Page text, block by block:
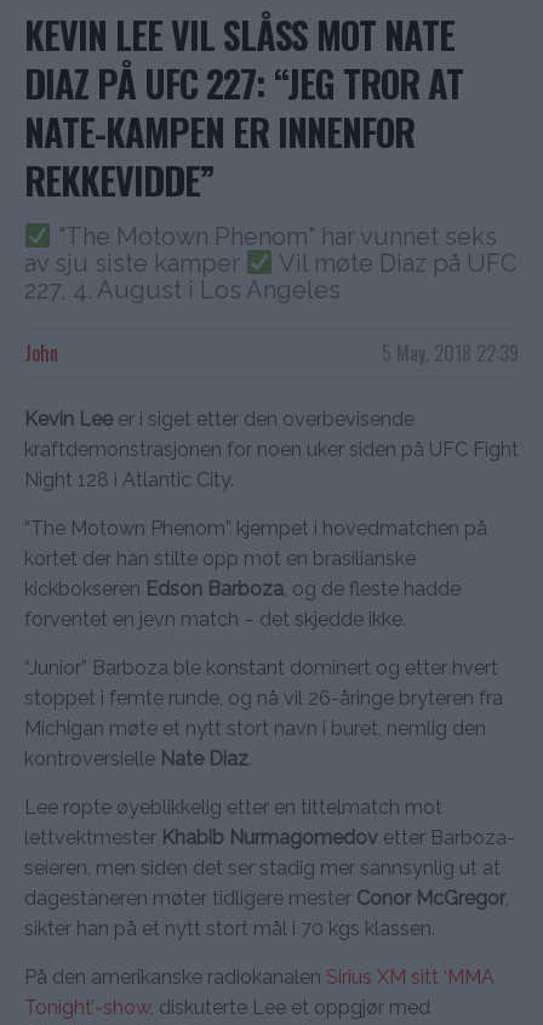
KEVIN LEE VIL SLÅSS MOT NATE
DIAZ PÅ UFC 227: “JEG TROR AT
NATE-KAMPEN ER INNENFOR
REKKEVIDDE”
"The Motown Phenom" har vunnet seks
av sju siste kamper
Vil møte Diaz på UFC
227, 4. August i Los Angeles
5 May, 2018 22:39
John
Kevin Leeer i siget etter den overbevisende
kraftdemonstrasjonen for noen uker siden på UFC Fight
Night 128 i Atlantic City.
“The Motown Phenom” kjempet i hovedmatchen på
kortet der han stilte opp mot en brasilianske
kickbokseren Edson Barboza, og de fleste hadde
forventet en jevn match – det skjedde ikke.
“Junior” Barboza ble konstant dominert og etter hvert
stoppet i femte runde, og nå vil 26-åringe bryteren fra
Michigan møte et nytt stort navn i buret, nemlig den
kontroversielle Nate Diaz.
Lee ropte øyeblikkelig etter en tittelmatch mot
lettvektmester Khabib Nurmagomedov etter Barboza-
seieren, men siden det ser stadig mer sannsynlig ut at
dagestaneren møter tidligere mester Conor McGregor,
sikter han på et nytt stort mål i 70 kgs klassen.
På den amerikanske radiokanalen Sirius XM sitt ‘MMA
Tonight’-show, diskuterte Lee et oppgjør med